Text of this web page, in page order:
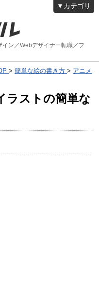
▼カテゴリ
ン／Webデザイナー転職／フ
> 簡単な絵の書き方 > アニメ
ラストの簡単な